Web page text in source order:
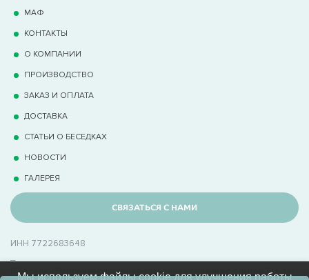
МАФ
КОНТАКТЫ
О КОМПАНИИ
ПРОИЗВОДСТВО
ЗАКАЗ И ОПЛАТА
ДОСТАВКА
СТАТЬИ О БЕСЕДКАХ
НОВОСТИ
ГАЛЕРЕЯ
СВЯЗАТЬСЯ С НАМИ
ИНН 7722683648
В Беседки.Ру производственно-торговая компания с опытом 15+ лет
Мы используем файлы cookie для улучшения работы